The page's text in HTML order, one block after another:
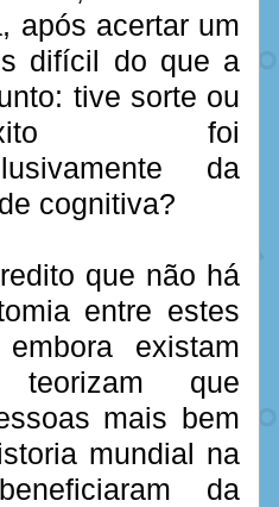
após acertar um
difícil do que a
tive sorte ou
foi
da
cognitiva?
que não há
entre estes
existam
que
mais bem
mundial na
da